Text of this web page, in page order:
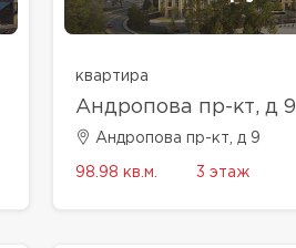
квартира
Андропова пр-кт, д 9
Андропова пр-кт, д 9
98.98 кв.м. 3 этаж